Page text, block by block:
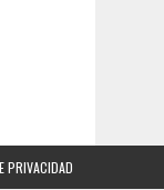
PRIVACIDAD